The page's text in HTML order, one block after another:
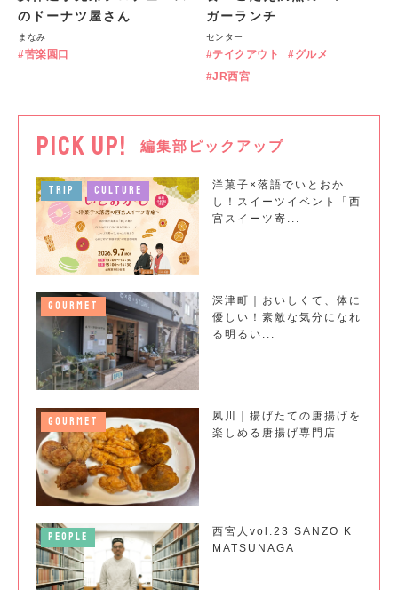
のドーナツ屋さん
まなみ
苦楽園口
ガーランチ
センター
テイクアウト
グルメ
JR西宮
PICK UP! 編集部ピックアップ
TRIP CULTURE
洋菓子×落語でいとおか
し！スイーツイベント「西
宮スイーツ寄...
GOURMET
深津町｜おいしくて、体に
優しい！素敵な気分になれ
る明るい...
GOURMET
夙川｜揚げたての唐揚げを
楽しめる唐揚げ専門店
PEOPLE
西宮人vol.23 SANZO K
MATSUNAGA